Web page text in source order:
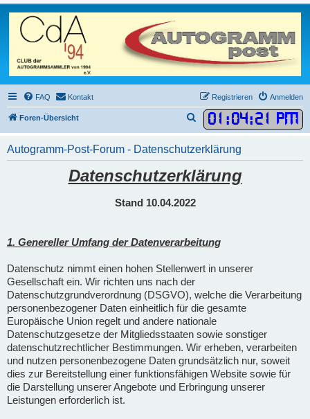
FAQ Kontakt Anmelden
Registrieren
Foren-Übersicht 01 :04:23 PM
u
c
e
Autogramm-Post-Forum - Datenschutzerklärung
Datenschutzerklärung
Stand 10.04.2022
1. Genereller Umfang der Datenverarbeitung
Datenschutz nimmt einen hohen Stellenwert in unserer
Gesellschaft ein. Wir richten uns nach der
Datenschutzgrundverordnung (DSGVO), welche die Verarbeitung
personenbezogener Daten einheitlich für die gesamte
Europäische Union regelt und andere nationale
Datenschutzgesetze der Mitgliedsstaaten sowie sonstiger
datenschutzrechtlicher Bestimmungen. Wir erheben, verarbeiten
und nutzen personenbezogene Daten grundsätzlich nur, soweit
dies zur Bereitstellung einer funktionsfähigen Website sowie für
die Darstellung unserer Angebote und Erbringung unserer
Leistungen erforderlich ist.